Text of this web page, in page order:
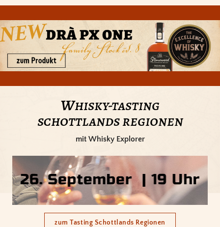
whisky-tasting
schottlands regionen
mit Whisky Explorer
zum Tasting Schottlands Regionen